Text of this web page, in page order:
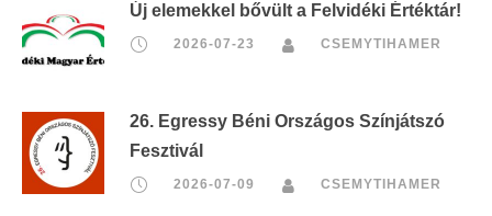
Új elemekkel bővült a Felvidéki Értéktár!
2026-07-23 CSEMYTIHAMER
26. Egressy Béni Országos Színjátszó
Fesztivál
2026-07-09 CSEMYTIHAMER